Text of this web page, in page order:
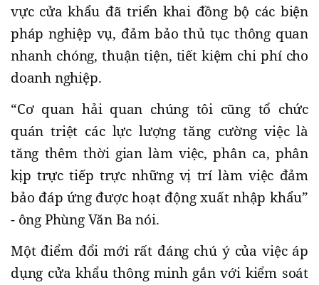
vực cửa khẩu đã triển khai đồng bộ các biện
pháp nghiệp vụ, đảm bảo thủ tục thông quan
nhanh chóng, thuận tiện, tiết kiệm chi phí cho
doanh nghiệp.
“Cơ quan hải quan chúng tôi cũng tổ chức
quán triệt các lực lượng tăng cường việc là
tăng thêm thời gian làm việc, phân ca, phân
kịp trực tiếp trực những vị trí làm việc đảm
bảo đáp ứng được hoạt động xuất nhập khẩu”
- ông Phùng Văn Ba nói.
Một điểm đổi mới rất đáng chú ý của việc áp
dụng cửa khẩu thông minh gắn với kiểm soát